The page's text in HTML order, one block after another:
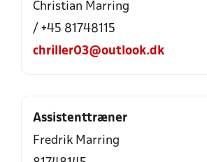
Christian Marring
/ +45 81748115
chriller03@outlook.dk
Assistenttræner
Fredrik Marring